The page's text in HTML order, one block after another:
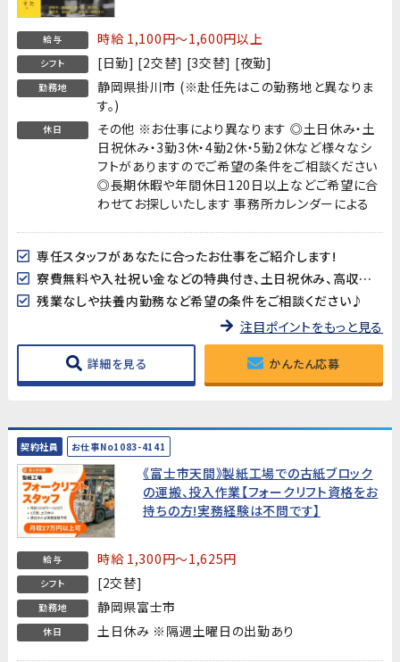
給与 時給 1,100円～1,600円以上
シフト [日勤] [2交替] [3交替] [夜勤]
勤務地
静岡県掛川市 (※赴任先はこの勤務地と異なりま
す。)
休日
その他 ※お仕事により異なります ◎土日休み・土
日祝休み・3勤3休・4勤2休・5勤2休など様々なシ
フトがありますのでご希望の条件をご相談ください
◎長期休暇や年間休日120日以上などご希望に合
わせてお探しいたします 事務所カレンダーによる
専任スタッフがあなたに合ったお仕事をご紹介します!
寮費無料や入社祝い金などの特典付き、土日祝休み、高収入など様々なお仕事を掲載中です
残業なしや扶養内勤務など希望の条件をご相談ください♪
注目ポイントをもっと見る
詳細を見る かんたん応募
契約社員 お仕事No1083-4141
《富士市天間》製紙工場での古紙ブロック
の運搬、投入作業【フォークリフト資格をお
持ちの方!実務経験は不問です】
給与 時給 1,300円～1,625円
シフト [2交替]
勤務地 静岡県富士市
休日 土日休み ※隔週土曜日の出勤あり